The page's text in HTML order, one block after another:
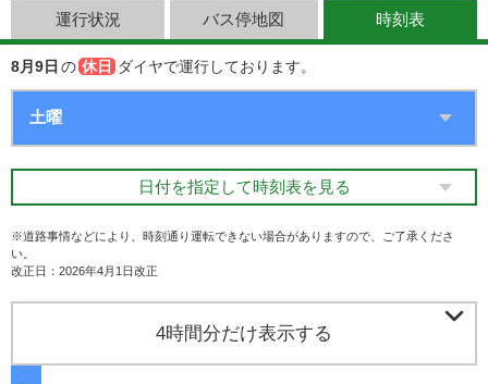
運行状況 バス停地図 時刻表
8月9日 の 休日 ダイヤで運行しております。
日付を指定して時刻表を見る
※道路事情などにより、時刻通り運転できない場合がありますので、ご了承くださ
い。
改正日：2026年4月1日改正
4時間分だけ表示する 